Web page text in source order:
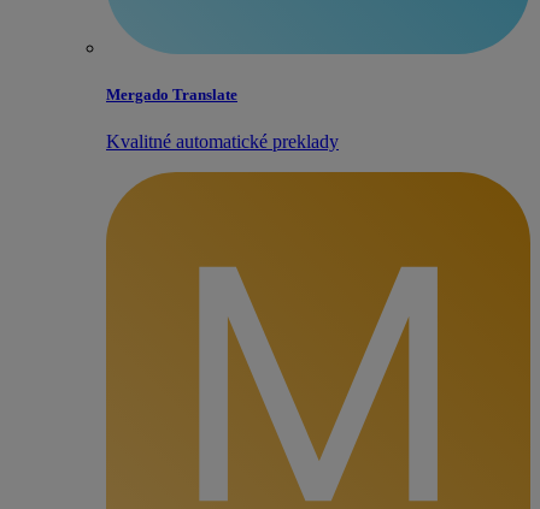
Mergado Translate
Kvalitné automatické preklady